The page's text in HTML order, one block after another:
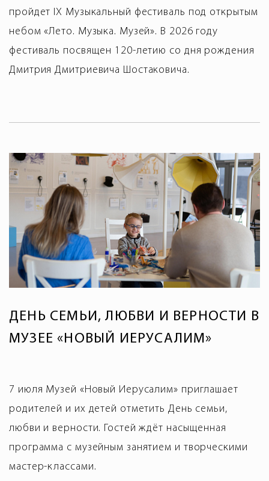
пройдет IX Музыкальный фестиваль под открытым
небом «Лето. Музыка. Музей». В 2026 году
фестиваль посвящен 120-летию со дня рождения
Дмитрия Дмитриевича Шостаковича.
ДЕНЬ СЕМЬИ, ЛЮБВИ И ВЕРНОСТИ В
МУЗЕЕ «НОВЫЙ ИЕРУСАЛИМ»
7 июля Музей «Новый Иерусалим» приглашает
родителей и их детей отметить День семьи,
любви и верности. Гостей ждёт насыщенная
программа с музейным занятием и творческими
мастер-классами.